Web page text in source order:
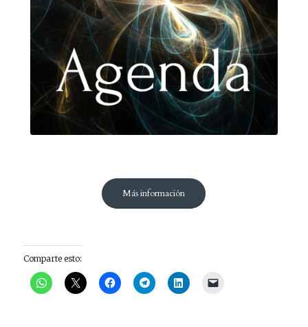
Ver más información
Más información
Comparte esto: